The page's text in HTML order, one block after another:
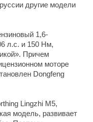
другие модели
1,6-
л.с. и 150 Нм,
Причем
моторе
Dongfeng
Lingzhi M5,
модель, развивает